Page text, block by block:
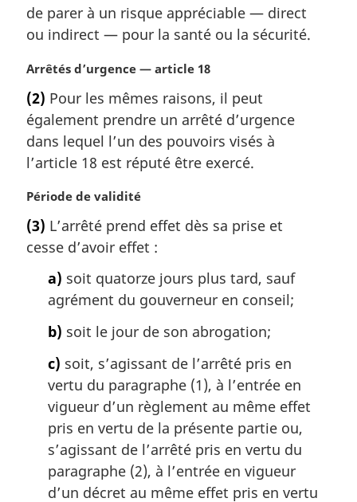
i
n
l
:
de parer à un risque appréciable — direct
ou indirect — pour la santé ou la sécurité.
N
t
e
m
a
r
g
n
a
Arrêtés d’urgence — article 18
(2) Pour les mêmes raisons, il peut
également prendre un arrêté d’urgence
dans lequel l’un des pouvoirs visés à
l’article 18 est réputé être exercé.
N
t
e
Période de validité
(3) L’arrêté prend effet dès sa prise et
cesse d’avoir effet :
a) soit quatorze jours plus tard, sauf
agrément du gouverneur en conseil;
b) soit le jour de son abrogation;
c) soit, s’agissant de l’arrêté pris en
vertu du paragraphe (1), à l’entrée en
vigueur d’un règlement au même effet
pris en vertu de la présente partie ou,
s’agissant de l’arrêté pris en vertu du
paragraphe (2), à l’entrée en vigueur
d’un décret au même effet pris en vertu